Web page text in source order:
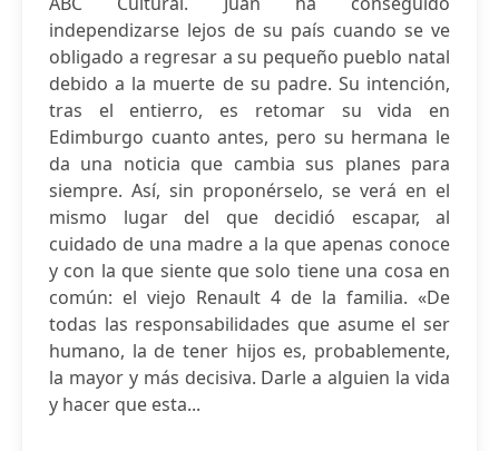
independizarse lejos de su país cuando se ve
obligado a regresar a su pequeño pueblo natal
debido a la muerte de su padre. Su intención,
tras el entierro, es retomar su vida en
Edimburgo cuanto antes, pero su hermana le
da una noticia que cambia sus planes para
siempre. Así, sin proponérselo, se verá en el
mismo lugar del que decidió escapar, al
cuidado de una madre a la que apenas conoce
y con la que siente que solo tiene una cosa en
común: el viejo Renault 4 de la familia. «De
todas las responsabilidades que asume el ser
humano, la de tener hijos es, probablemente,
la mayor y más decisiva. Darle a alguien la vida
y hacer que esta...